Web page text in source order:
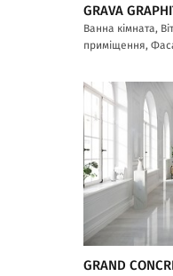
GRAVA
Ванна кімната,
приміщення,
GRAND